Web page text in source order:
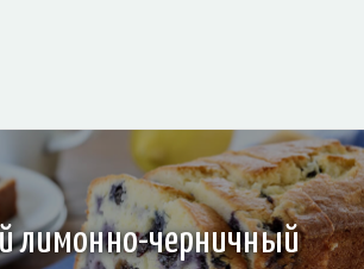
лимонно-черничный